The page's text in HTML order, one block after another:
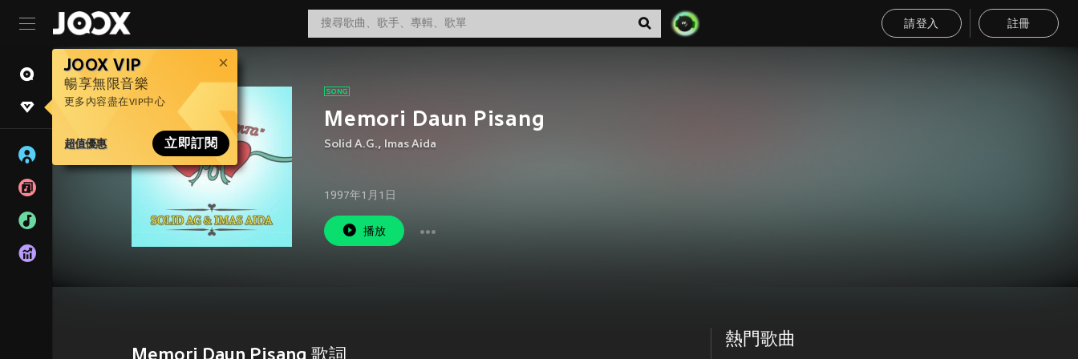
請登入 註冊
JOOX VIP
暢享無限音樂
更多內容盡在VIP中心
超值優惠 立即訂閱
Memori Daun Pisang
Solid A.G., Imas Aida
1997年1月1日
播放
熱門歌曲